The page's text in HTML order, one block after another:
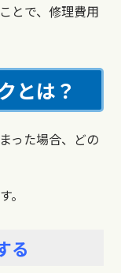
とで、修理費用
とは？
った場合、どの
。
る